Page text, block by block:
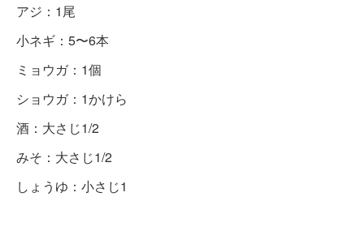
アジ：1尾
小ネギ：5〜6本
ミョウガ：1個
ショウガ：1かけら
酒：大さじ1/2
みそ：大さじ1/2
しょうゆ：小さじ1